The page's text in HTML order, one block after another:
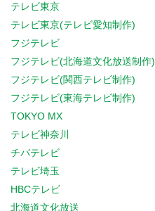
テレビ東京
テレビ東京(テレビ愛知制作)
フジテレビ
フジテレビ(北海道文化放送制作)
フジテレビ(関西テレビ制作)
フジテレビ(東海テレビ制作)
TOKYO MX
テレビ神奈川
チバテレビ
テレビ埼玉
HBCテレビ
北海道文化放送